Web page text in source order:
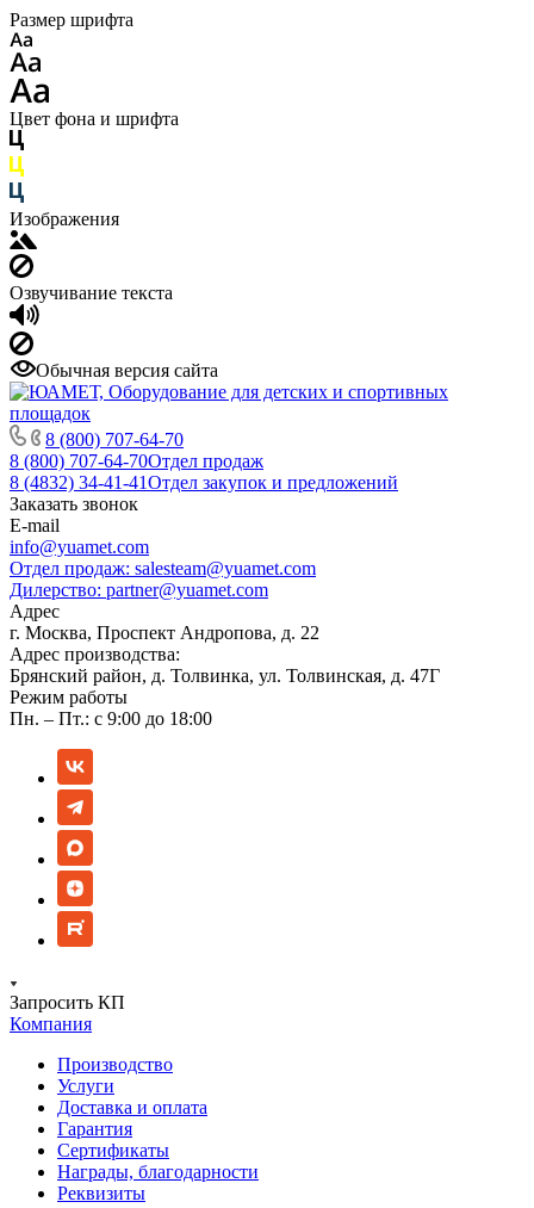
Размер шрифта
Цвет фона и шрифта
Изображения
Озвучивание текста
Обычная версия сайта
8 (800) 707-64-70
8 (800) 707-64-70Отдел продаж
8 (4832) 34-41-41Отдел закупок и предложений
Заказать звонок
E-mail
info@yuamet.com
Отдел продаж: salesteam@yuamet.com
Дилерство: partner@yuamet.com
Адрес
г. Москва, Проспект Андропова, д. 22
Адрес производства:
Брянский район, д. Толвинка, ул. Толвинская, д. 47Г
Режим работы
Пн. – Пт.: с 9:00 до 18:00
Запросить КП
Компания
Производство
Услуги
Доставка и оплата
Гарантия
Сертификаты
Награды, благодарности
Реквизиты